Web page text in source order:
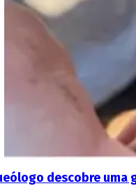
descobre uma